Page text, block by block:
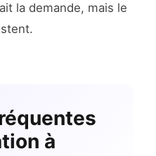
la demande, mais le
à